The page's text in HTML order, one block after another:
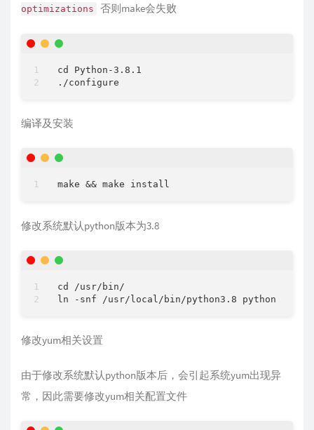
optimizations 否则make会失败
cd Python-3.8.1
编译及安装
修改系统默认python版本为3.8
cd /usr/bin/
修改yum相关设置
由于修改系统默认python版本后，会引起系统yum出现异
常，因此需要修改yum相关配置文件